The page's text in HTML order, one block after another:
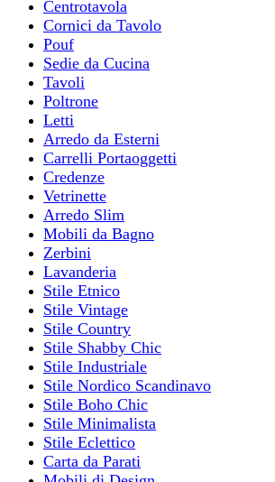
Centrotavola
Cornici da Tavolo
Pouf
Sedie da Cucina
Tavoli
Poltrone
Letti
Arredo da Esterni
Carrelli Portaoggetti
Credenze
Vetrinette
Arredo Slim
Mobili da Bagno
Zerbini
Lavanderia
Stile Etnico
Stile Vintage
Stile Country
Stile Shabby Chic
Stile Industriale
Stile Nordico Scandinavo
Stile Boho Chic
Stile Minimalista
Stile Eclettico
Carta da Parati